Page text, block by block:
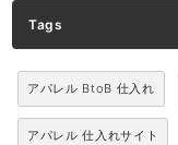
Tags
アパレル BtoB 仕入れ
アパレル 仕入れサイト